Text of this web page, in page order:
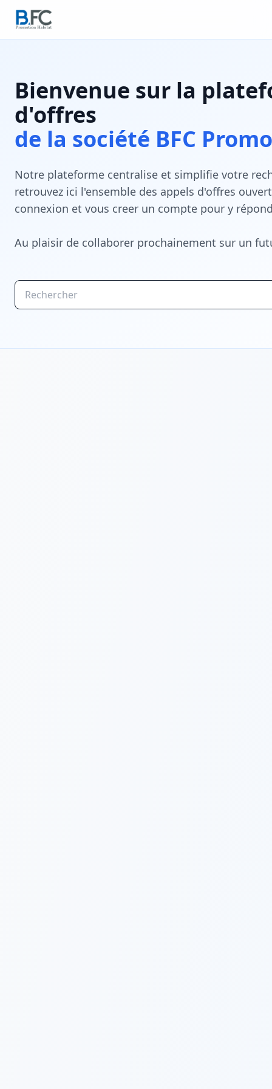
Bienvenue sur la
d'offres
de la société BFC
Notre plateforme centralise et simplifie votre
retrouvez ici l'ensemble des appels d'offres
connexion et vous creer un compte pour y
Au plaisir de collaborer prochainement sur un